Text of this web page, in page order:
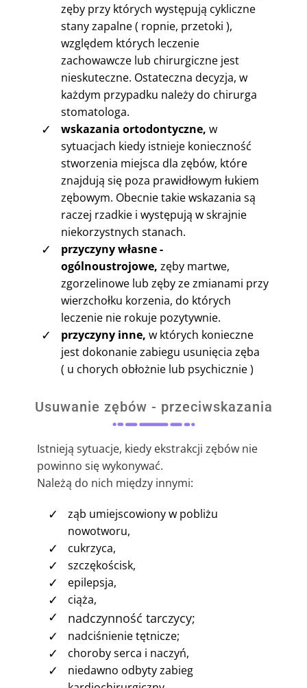
zęby przy których występują cykliczne
stany zapalne ( ropnie, przetoki ),
względem których leczenie
zachowawcze lub chirurgiczne jest
nieskuteczne. Ostateczna decyzja, w
każdym przypadku należy do chirurga
stomatologa.
✓ wskazania ortodontyczne, w
sytuacjach kiedy istnieje konieczność
stworzenia miejsca dla zębów, które
znajdują się poza prawidłowym łukiem
zębowym. Obecnie takie wskazania są
raczej rzadkie i występują w skrajnie
niekorzystnych stanach.
✓
przyczyny własne -
ogólnoustrojowe, zęby martwe,
zgorzelinowe lub zęby ze zmianami przy
wierzchołku korzenia, do których
leczenie nie rokuje pozytywnie.
✓ przyczyny inne, w których konieczne
jest dokonanie zabiegu usunięcia zęba
( u chorych obłożnie lub psychicznie )
Usuwanie zębów - przeciwskazania
Istnieją sytuacje, kiedy ekstrakcji zębów nie
powinno się wykonywać.
Należą do nich między innymi:
✓
ząb umiejscowiony w pobliżu
nowotworu,
✓ cukrzyca,
✓ szczękościsk,
✓ epilepsja,
✓ ciąża,
✓
nadczynność tarczycy;
✓
nadciśnienie tętnicze;
✓ choroby serca i naczyń,
✓
niedawno odbyty zabieg